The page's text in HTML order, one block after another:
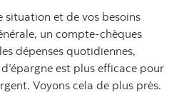
et de vos besoins
un compte-chèques
dépenses quotidiennes,
est plus efficace pour
Voyons cela de plus près.